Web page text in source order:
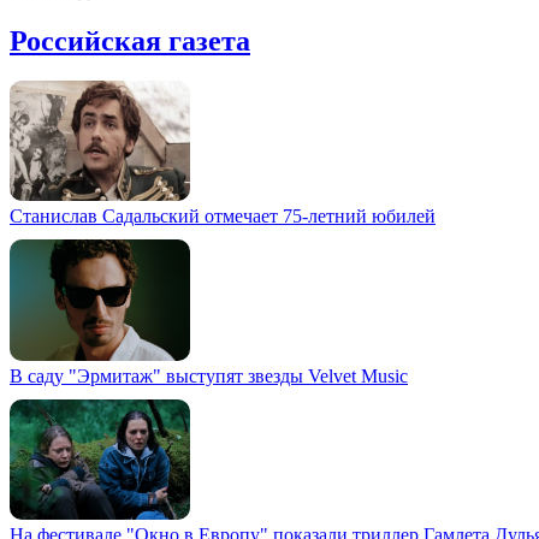
Российская газета
Станислав Садальский отмечает 75-летний юбилей
В саду "Эрмитаж" выступят звезды Velvet Music
На фестивале "Окно в Европу" показали триллер Гамлета